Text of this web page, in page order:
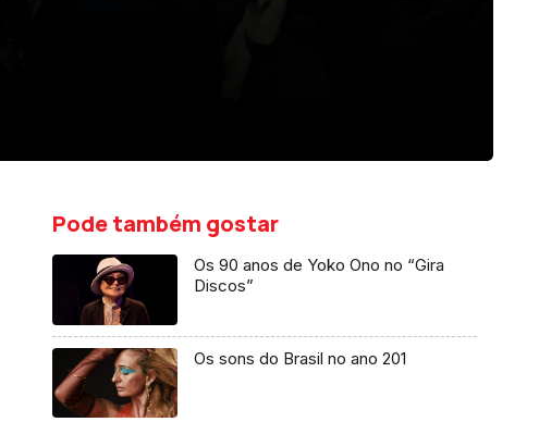
Pode também gostar
Os 90 anos de Yoko Ono no “Gira
Discos”
Os sons do Brasil no ano 201